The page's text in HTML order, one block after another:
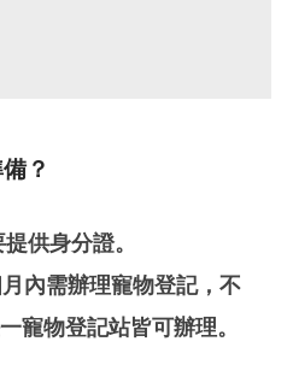
？
供身分證。
內需辦理寵物登記，不
寵物登記站皆可辦理。